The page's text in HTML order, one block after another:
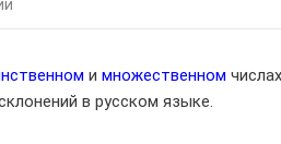
и множественном числах
в русском языке.